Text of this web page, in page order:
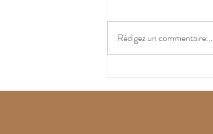
Rédigez un commentaire...